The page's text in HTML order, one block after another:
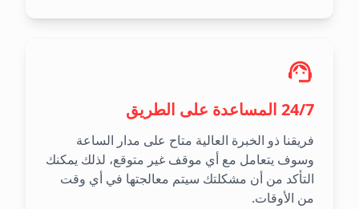
24/7 المساعدة على الطريق
فريقنا ذو الخبرة العالية متاح على مدار الساعة
وسوف يتعامل مع أي موقف غير متوقع، لذلك يمكنك
التأكد من أن مشكلتك سيتم معالجتها في أي وقت
من الأوقات.